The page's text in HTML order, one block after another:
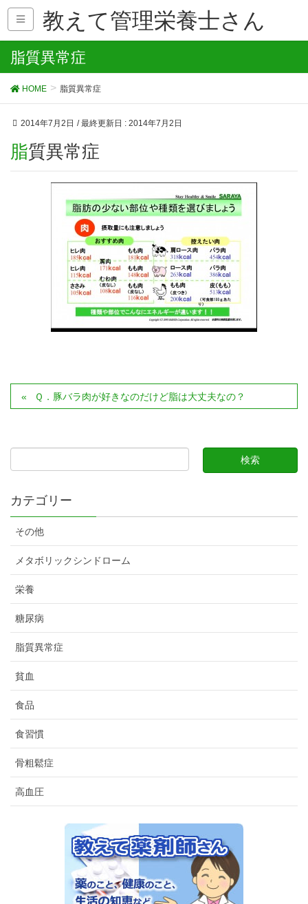
教えて管理栄養士さん
脂質異常症
HOME 脂質異常症
2014年7月2日 / 最終更新日 : 2014年7月2日
脂質異常症
Ｑ．豚バラ肉が好きなのだけど脂は大丈夫なの？
カテゴリー
その他
メタボリックシンドローム
栄養
糖尿病
脂質異常症
貧血
食品
食習慣
骨粗鬆症
高血圧